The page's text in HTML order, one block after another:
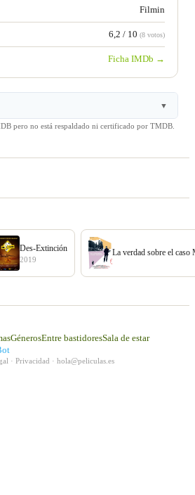
Filmin
6,2 / 10 (8 votos)
Ficha IMDb →
▼
pero no está respaldado ni certificado por TMDB.
Des-Extinción
2019
La verdad sobre el caso
GénerosEntre bastidoresSala de estar
· Privacidad · hola@peliculas.es